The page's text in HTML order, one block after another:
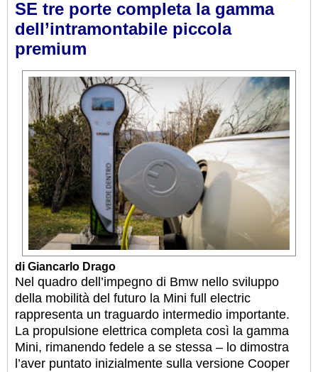
SE tre porte completa la gamma
dell’intramontabile piccola
premium
di Giancarlo Drago
Nel quadro dell’impegno di Bmw nello sviluppo
della mobilità del futuro la Mini full electric
rappresenta un traguardo intermedio importante.
La propulsione elettrica completa così la gamma
Mini, rimanendo fedele a se stessa – lo dimostra
l’aver puntato inizialmente sulla versione Cooper